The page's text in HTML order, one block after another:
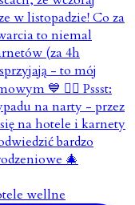
wellne